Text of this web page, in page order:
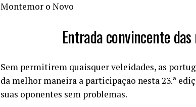
Montemor o Novo
Entrada convincente
Sem permitirem quaisquer veleidades, as
da melhor maneira a participação nesta 23.ª
suas oponentes sem problemas.